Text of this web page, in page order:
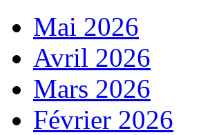
Mai 2026
Avril 2026
Mars 2026
Février 2026